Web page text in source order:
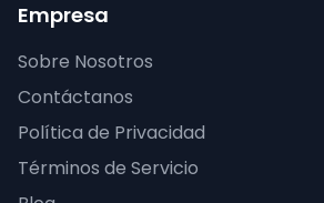
Empresa
Sobre Nosotros
Contáctanos
Política de Privacidad
Términos de Servicio